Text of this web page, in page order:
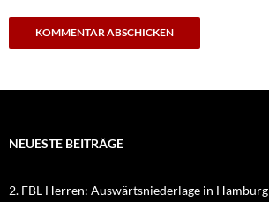
NEUESTE BEITRÄGE
2. FBL Herren: Auswärtsniederlage in Hamburg